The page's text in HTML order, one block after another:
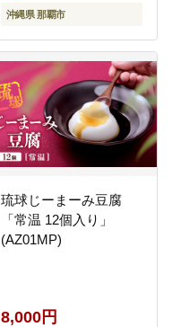
沖縄県 那覇市
琉球じーまーみ豆腐
「常温 12個入り」
(AZ01MP)
8,000円